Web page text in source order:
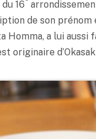
16
de son prénom
Homma, a lui aussi
originaire